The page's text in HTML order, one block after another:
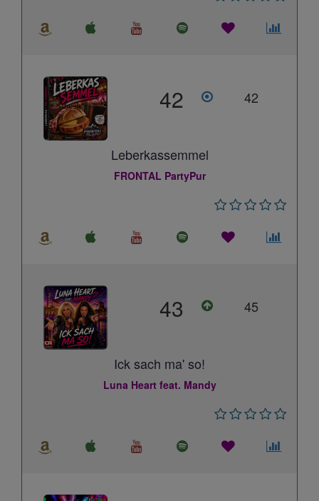
42 42
Leberkassemmel
FRONTAL PartyPur
43 45
Ick sach ma' so!
Luna Heart feat. Mandy